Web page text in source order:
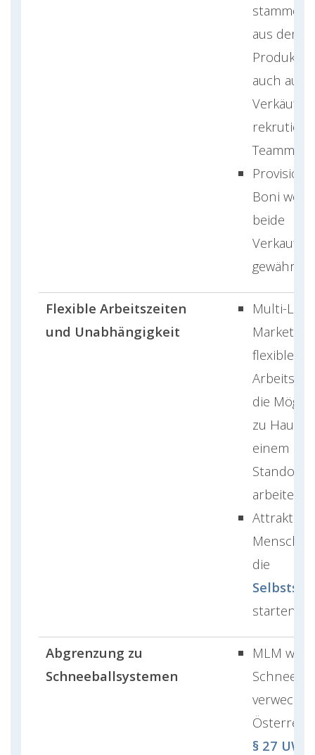
stammen
aus dem
auch aus
Boni
beide
gewährt.
Flexible Arbeitszeiten
und Unabhängigkeit
Multi-
flexible
die
zu Hause
einem
Standort
arbeiten.
Attraktive
die
starten
Abgrenzung zu
Schneeballsystemen
MLM
§ 27 UWG